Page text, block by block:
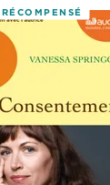
RÉCOMPENSÉ